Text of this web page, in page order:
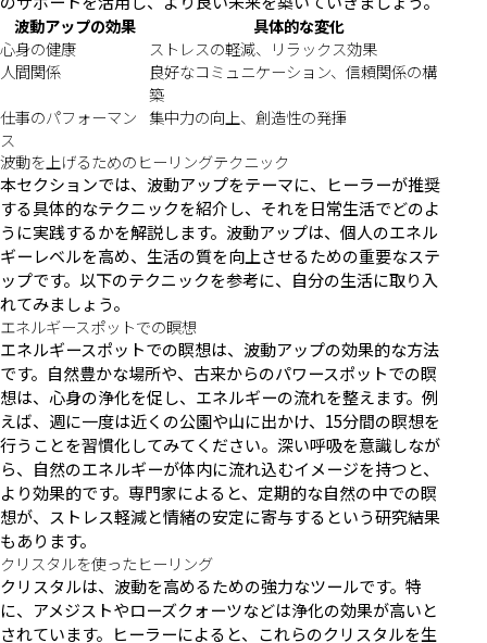
波動アップの効果
具体的な変化
心身の健康
ストレスの軽減、リラックス効果
人間関係
良好なコミュニケーション、信頼関係の構
築
仕事のパフォーマン
ス
集中力の向上、創造性の発揮
波動を上げるためのヒーリングテクニック
本セクションでは、波動アップをテーマに、ヒーラーが推奨
する具体的なテクニックを紹介し、それを日常生活でどのよ
うに実践するかを解説します。波動アップは、個人のエネル
ギーレベルを高め、生活の質を向上させるための重要なステ
ップです。以下のテクニックを参考に、自分の生活に取り入
れてみましょう。
エネルギースポットでの瞑想
エネルギースポットでの瞑想は、波動アップの効果的な方法
です。自然豊かな場所や、古来からのパワースポットでの瞑
想は、心身の浄化を促し、エネルギーの流れを整えます。例
えば、週に一度は近くの公園や山に出かけ、15分間の瞑想を
行うことを習慣化してみてください。深い呼吸を意識しなが
ら、自然のエネルギーが体内に流れ込むイメージを持つと、
より効果的です。専門家によると、定期的な自然の中での瞑
想が、ストレス軽減と情緒の安定に寄与するという研究結果
もあります。
クリスタルを使ったヒーリング
クリスタルは、波動を高めるための強力なツールです。特
に、アメジストやローズクォーツなどは浄化の効果が高いと
されています。ヒーラーによると、これらのクリスタルを生